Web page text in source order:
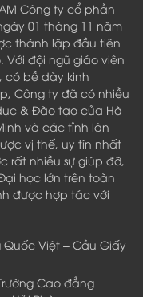
Công ty cổ phần
01 tháng 11 năm
thành lập đầu tiên
đội ngũ giáo viên
có bề dày kinh
Công ty đã có nhiều
& Đào tạo của Hà
và các tỉnh lân
vị thế, uy tín nhất
rất nhiều sự giúp đỡ,
học lớn trên toàn
được hợp tác với
Quốc Việt – Cầu Giấy
Cao đẳng